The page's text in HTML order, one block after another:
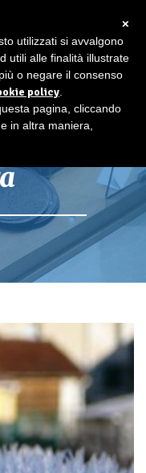
×
utilizzati si avvalgono
utili alle finalità illustrate
o negare il consenso
policy
pagina, cliccando
in altra maniera,